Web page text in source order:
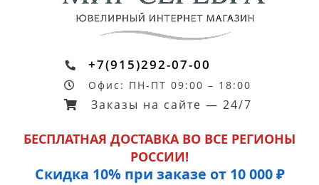
+7(915)292-07-00
Офис: ПН-ПТ 09:00 – 18:00
Заказы на сайте — 24/7
БЕСПЛАТНАЯ ДОСТАВКА ВО ВСЕ РЕГИОНЫ
РОССИИ!
Скидка 10% при заказе от 10 000 ₽